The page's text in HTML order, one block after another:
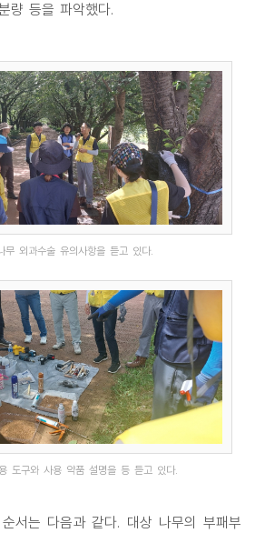
량 등을 파악했다.
무 외과수술 유의사항을 듣고 있다.
도구와 사용 약품 설명을 등 듣고 있다.
서는 다음과 같다. 대상 나무의 부패부